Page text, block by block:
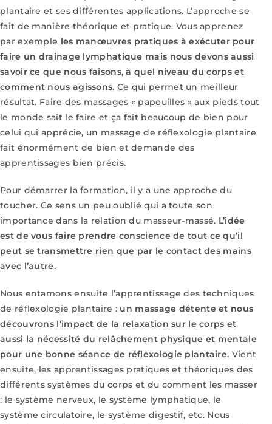
plantaire et ses différentes applications. L’approche se
fait de manière théorique et pratique. Vous apprenez
parexemple les manœuvres pratiques à exécuter pour
faire un drainage lymphatique mais nous devons aussi
savoir ce que nous faisons, à quel niveau du corps et
comment nous agissons. Ce qui permet un meilleur
résultat. Faire des massages « papouilles » aux piedstout
le monde sait le faire et ça fait beaucoup de bien pour
celui qui apprécie, un massagede réflexologie plantaire
fait énormément de bien et demande des
apprentissages bien précis.
Pour démarrer la formation, il y a une approche du
toucher. Ce sens un peu oublié qui atoute son
importance dans la relation du masseur-massé. L’idée
est de vous faire prendre conscience de tout ce qu’il
peut se transmettre rien que par le contact des mains
avec l’autre.
Nous entamons ensuite l’apprentissage des techniques
de réflexologie plantaire : un massage détente et nous
découvrons l’impact de la relaxation sur le corps et
aussi la nécessité du relâchement physique et mentale
pour une bonne séance de réflexologie plantaire. Vient
ensuite, les apprentissages pratiques et théoriques des
différents systèmes du corps et du comment les masser
: le système nerveux, le système lymphatique, le
système circulatoire, le système digestif, etc. Nous